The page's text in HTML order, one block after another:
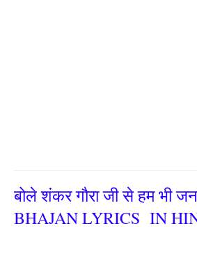
बोले शंकर गौरा जी से हम भी
BHAJAN LYRICS IN